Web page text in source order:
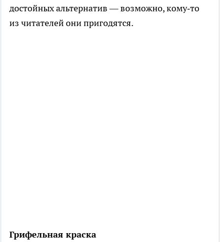
достойных альтернатив — возможно, кому‑то
из читателей они пригодятся.
Грифельная краска